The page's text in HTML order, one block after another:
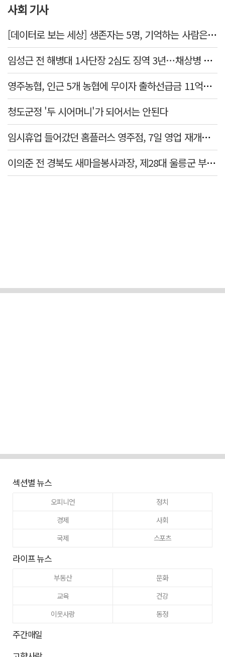
사회 기사
[데이터로 보는 세상] 생존자는 5명, 기억하는 사람은 늘었다
임성근 전 해병대 1사단장 2심도 징역 3년…채상병 순직 책임 유죄
영주농협, 인근 5개 농협에 무이자 출하선급금 11억원 지원…상생 유통망 강화
청도군정 '두 시어머니'가 되어서는 안된다
임시휴업 들어갔던 홈플러스 영주점, 7일 영업 재개…지하 1층만 운영
이의준 전 경북도 새마을봉사과장, 제28대 울릉군 부군수 취임
섹션별 뉴스
오피니언
정치
경제
사회
국제
스포츠
라이프 뉴스
부동산
문화
교육
건강
이웃사랑
동정
주간매일